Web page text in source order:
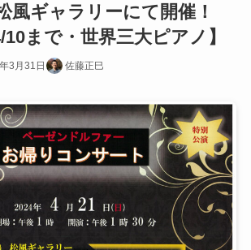
風ギャラリーにて開催！
10まで・世界三大ピアノ】
3月31日 佐藤正巳